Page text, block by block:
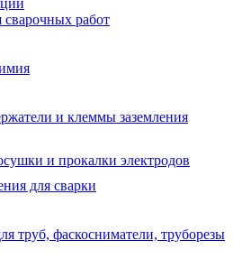
работ
и клеммы заземления
и прокалки электродов
для сварки
труб, фаскосниматели, труборезы